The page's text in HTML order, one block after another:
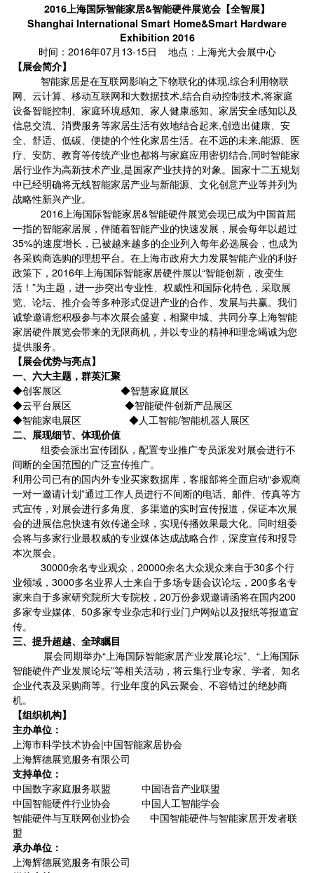
2016 上海国际智能家居&智能硬件展览会【全智展】
Shanghai International Smart Home&Smart Hardware
Exhibition 2016
时间：2016年07月13-15日 地点：上海光大会展中心
【展会简介】
智能家居是在互联网影响之下物联化的体现,综合利用物联
网、云计算、移动互联网和大数据技术,结合自动控制技术,将家庭
设备智能控制、家庭环境感知、家人健康感知、家居安全感知以及
信息交流、消费服务等家居生活有效地结合起来,创造出健康、安
全、舒适、低碳、便捷的个性化家居生活。在不远的未来,能源、医
疗、安防、教育等传统产业也都将与家庭应用密切结合,同时智能家
居行业作为高新技术产业,是国家产业扶持的对象。国家十二五规划
中已经明确将无线智能家居产业与新能源、文化创意产业等并列为
战略性新兴产业。
2016上海国际智能家居&智能硬件展览会现已成为中国首屈
一指的智能家居展，伴随着智能产业的快速发展，展会每年以超过
35%的速度增长，已被越来越多的企业列入每年必选展会，也成为
各采购商选购的理想平台。在上海市政府大力发展智能产业的利好
政策下，2016年上海国际智能家居硬件展以“智能创新，改变生
活！”为主题，进一步突出专业性、权威性和国际化特色，采取展
览、论坛、推介会等多种形式促进产业的合作、发展与共赢。我们
诚挚邀请您积极参与本次展会盛宴，相聚申城、共同分享上海智能
家居硬件展览会带来的无限商机，并以专业的精神和理念竭诚为您
提供服务。
【展会优势与亮点】
一、 六大主题，群英汇聚
◆创客展区 ◆智慧家庭展区
◆云平台展区 ◆智能硬件创新产品展区
◆智能家电展区 ◆人工智能/智能机器人展区
二、 展现细节、体现价值
组委会派出宣传团队，配置专业推广专员派发对展会进行不
间断的全国范围的广泛宣传推广。
利用公司已有的国内外专业买家数据库，客服部将全面启动“参观商
一对一邀请计划”通过工作人员进行不间断的电话、邮件、传真等方
式宣传，对展会进行多角度、多渠道的实时宣传报道，保证本次展
会的进展信息快速有效传递全球，实现传播效果最大化。同时组委
会将与多家行业最权威的专业媒体达成战略合作，深度宣传和报导
本次展会。
30000余名专业观众，20000余名大众观众来自于30多个行
业领域，3000多名业界人士来自于多场专题会议论坛，200多名专
家来自于多家研究院所大专院校，20万份参观邀请函将在国内200
多家专业媒体、50多家专业杂志和行业门户网站以及报纸等报道宣
传。
三、提升超越、全球瞩目
展会同期举办“上海国际智能家居产业发展论坛”、“上海国际
智能硬件产业发展论坛”等相关活动，将云集行业专家、学者、知名
企业代表及采购商等。行业年度的风云聚会、不容错过的绝妙商
机。
【组织机构】
主办单位：
上海市科学技术协会|中国智能家居协会
上海辉德展览服务有限公司
支持单位：
中国数字家庭服务联盟 中国语音产业联盟
中国智能硬件行业协会 中国人工智能学会
智能硬件与互联网创业协会 中国智能硬件与智能家居开发者联
盟
承办单位：
上海辉德展览服务有限公司